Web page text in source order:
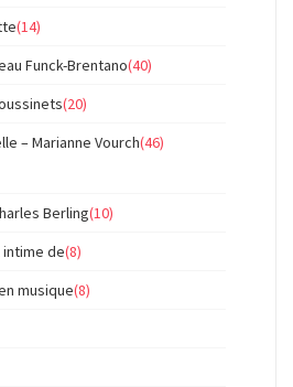
(14)
Funck-Brentano(40)
(20)
– Marianne Vourch(46)
Berling(10)
de(8)
musique(8)